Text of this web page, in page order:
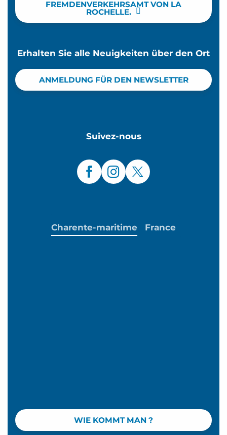
FREMDENVERKEHRSAMT VON LA
ROCHELLE.
Erhalten Sie alle Neuigkeiten über den Ort
ANMELDUNG FÜR DEN NEWSLETTER
Suivez-nous
WIE KOMMT MAN ?
Charente-maritime France